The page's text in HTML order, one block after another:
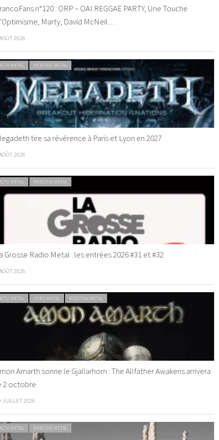
n°120 : ORP – OAI REGGAE PARTY, Une Touche
Marty, David McNeil…
2026
METAL WEBZINE METAL
tire sa révérence à Paris et Lyon en 2027
2026
METAL WEBZINE METAL
Grosse Radio Metal : les entrées 2026 #31 et #32
2026
METAL VIDEO METAL WEBZINE METAL
Amarth sonne le Gjallarhorn : The Allfather Awakens arrivera
2 octobre
JUILLET 2026
METAL WEBZINE METAL